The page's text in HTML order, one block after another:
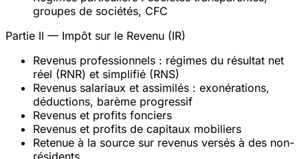
groupes de sociétés, CFC
Partie II — Impôt sur le Revenu (IR)
Revenus professionnels : régimes du résultat net
réel (RNR) et simplifié (RNS)
Revenus salariaux et assimilés : exonérations,
déductions, barème progressif
Revenus et profits fonciers
Revenus et profits de capitaux mobiliers
Retenue à la source sur revenus versés à des non-
résidents